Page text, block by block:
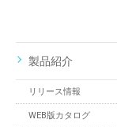
製品紹介
リリース情報
WEB版カタログ